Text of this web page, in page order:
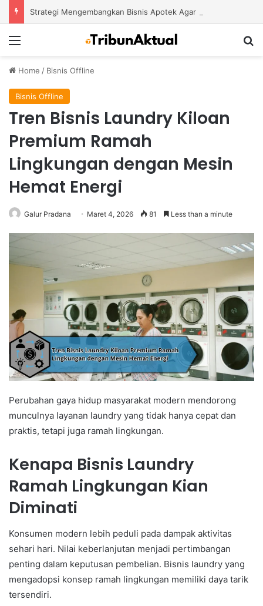
Home / Bisnis Offline
Bisnis Offline
Tren Bisnis Laundry Kiloan
Premium Ramah
Lingkungan dengan Mesin
Hemat Energi
Galur Pradana Maret 4, 2026 81 Less than a minute
Perubahan gaya hidup masyarakat modern mendorong
munculnya layanan laundry yang tidak hanya cepat dan
praktis, tetapi juga ramah lingkungan.
Kenapa Bisnis Laundry
Ramah Lingkungan Kian
Diminati
Konsumen modern lebih peduli pada dampak aktivitas
sehari hari. Nilai keberlanjutan menjadi pertimbangan
penting dalam keputusan pembelian. Bisnis laundry yang
mengadopsi konsep ramah lingkungan memiliki daya tarik
tersendiri.